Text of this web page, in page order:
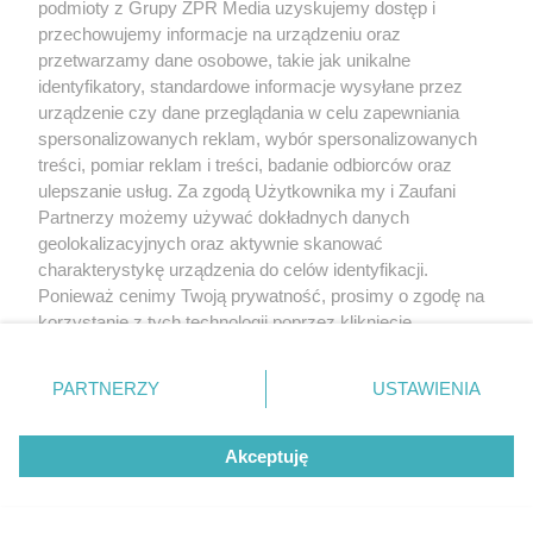
3. kolejka uszczuplona o dwa mecze
ZOBACZ WIĘCEJ
podmioty z Grupy ZPR Media uzyskujemy dostęp i
przechowujemy informacje na urządzeniu oraz
przetwarzamy dane osobowe, takie jak unikalne
identyfikatory, standardowe informacje wysyłane przez
urządzenie czy dane przeglądania w celu zapewniania
spersonalizowanych reklam, wybór spersonalizowanych
treści, pomiar reklam i treści, badanie odbiorców oraz
ulepszanie usług. Za zgodą Użytkownika my i Zaufani
Partnerzy możemy używać dokładnych danych
geolokalizacyjnych oraz aktywnie skanować
charakterystykę urządzenia do celów identyfikacji.
Ponieważ cenimy Twoją prywatność, prosimy o zgodę na
korzystanie z tych technologii poprzez kliknięcie
zmienić/wycofać klikając przycisk ustawień prywatności
znajdujący się w lewym dolnym rogu strony
rodzaje przetwarzania danych nie wymagają zgody
użytkownika, ale masz prawo sprzeciwić się takiemu
przetwarzaniu. Preferencje będą miały zastosowanie tylko
PARTNERZY USTAWIENIA
Akceptuję